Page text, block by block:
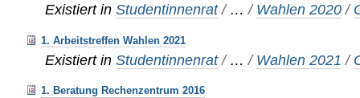
Existiert in Studentinnenrat / …/ Wahlen 2020 /
1. Arbeitstreffen Wahlen 2021
Existiert in Studentinnenrat / …/ Wahlen 2021 /
1. Beratung Rechenzentrum 2016